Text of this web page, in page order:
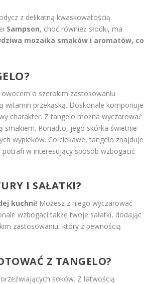
z delikatną kwaskowatością.
Sampson, choć również słodki, ma
mozaika smaków i aromatów, co
o szerokim zastosowaniu
witamin przekąską. Doskonale komponuje
charakter. Z tangelo można wyczarować
smakiem. Ponadto, jego skórka świetnie
wypieków. Co ciekawe, tangelo znajduje
w interesujący sposób wzbogacić
I SAŁATKI?
kuchni! Możesz z niego wyczarować
wzbogaci także twoje sałatki, dodając
zastosowaniu, który z pewnością
Z TANGELO?
soków. Z łatwością